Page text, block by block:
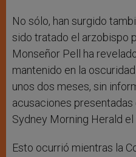
No sólo, han surgido
sido tratado el arzobispo
Monseñor Pell ha
mantenido en la
unos dos meses, sin
acusaciones presentadas
Sydney Morning Herald
Esto ocurrió mientras la